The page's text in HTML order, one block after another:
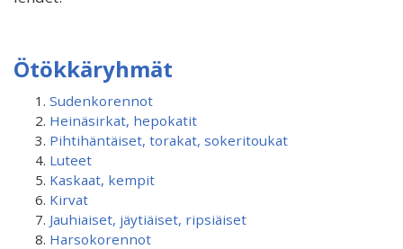
Ötökkäryhmät
Sudenkorennot
Heinäsirkat, hepokatit
Pihtihäntäiset, torakat, sokeritoukat
Luteet
Kaskaat, kempit
Kirvat
Jauhiaiset, jäytiäiset, ripsiäiset
Harsokorennot